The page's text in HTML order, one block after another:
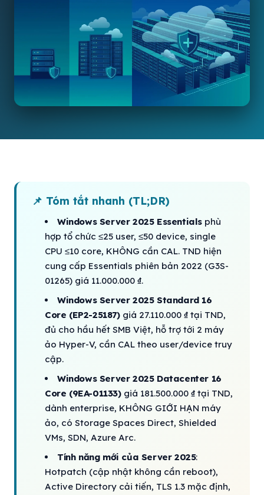
📌 Tóm tắt nhanh (TL;DR)
Windows Server 2025 Essentials phù
hợp tổ chức ≤25 user, ≤50 device, single
CPU ≤10 core, KHÔNG cần CAL. TND hiện
cung cấp Essentials phiên bản 2022 (G3S-
01265) giá 11.000.000 ₫.
Windows Server 2025 Standard 16
Core (EP2-25187)giá 27.110.000 ₫ tại TND,
đủ cho hầu hết SMB Việt, hỗ trợ tới 2 máy
ảo Hyper-V, cần CAL theo user/device truy
cập.
Windows Server 2025 Datacenter 16
Core (9EA-01133)giá 181.500.000 ₫ tại TND,
dành enterprise, KHÔNG GIỚI HẠN máy
ảo, có Storage Spaces Direct, Shielded
VMs, SDN, Azure Arc.
Tính năng mới của Server 2025:
Hotpatch (cập nhật không cần reboot),
Active Directory cải tiến, TLS 1.3 mặc định,